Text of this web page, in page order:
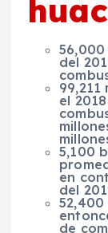
del
99,211
el
5,100
en
del
de